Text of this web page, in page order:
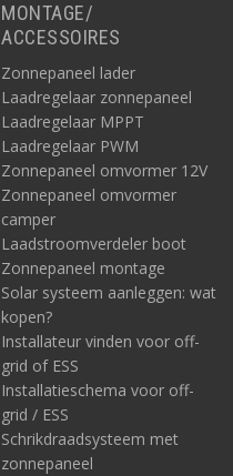
MONTAGE/
ACCESSOIRES
Zonnepaneel lader
Laadregelaar zonnepaneel
Laadregelaar MPPT
Laadregelaar PWM
Zonnepaneel omvormer 12V
Zonnepaneel omvormer
camper
Laadstroomverdeler boot
Zonnepaneel montage
Solar systeem aanleggen: wat
kopen?
Installateur vinden voor off-
grid of ESS
Installatieschema voor off-
grid / ESS
Schrikdraadsysteem met
zonnepaneel